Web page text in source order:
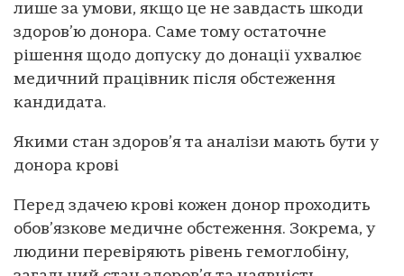
лише за умови, якщо це не завдасть шкоди
здоров’ю донора. Саме тому остаточне
рішення щодо допуску до донації ухвалює
медичний працівник після обстеження
кандидата.
Якими стан здоров’я та аналізи мають бути у
донора крові
Перед здачею крові кожен донор проходить
обов’язкове медичне обстеження. Зокрема, у
людини перевіряють рівень гемоглобіну,